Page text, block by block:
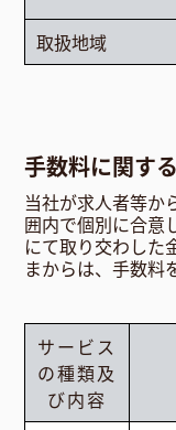
取扱地域
手数料に関す
当社が求人者等か
囲内で個別に合意
にて取り交わした
まからは、手数料
サービス
の種類及
び内容